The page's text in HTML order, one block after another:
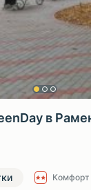
в
Комфорт